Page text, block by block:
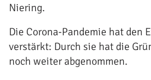
Niering.
Die Corona-Pandemie hat den
verstärkt: Durch sie hat die
noch weiter abgenommen.